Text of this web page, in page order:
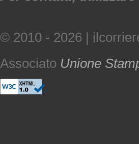
© 2010 - 2026 |
Associato Unione